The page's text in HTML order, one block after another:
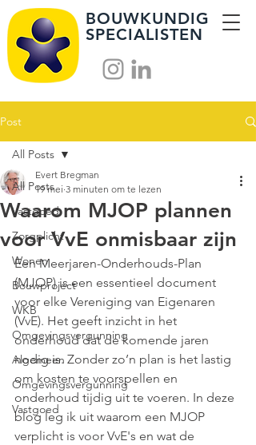
BOUWKUNDIG
SPECIALISTEN
Post
All Posts
Vastgoed
Zorgplicht
Wonen
Bouwproject
WKB
Omgevingsvergunning
Algemeen
Omgevingsvergunning
Vastgoed
All Posts
Waarom MJOP plannen
voor VvE onmisbaar zijn
Evert Bregman
19 mei 3 minuten om te lezen
Een Meerjaren-Onderhouds-Plan
(MJOP) is een essentieel document
voor elke Vereniging van Eigenaren
(VvE). Het geeft inzicht in het
onderhoud dat de komende jaren
nodig is. Zonder zo’n plan is het lastig
om kosten te voorspellen en
onderhoud tijdig uit te voeren. In deze
blog leg ik uit waarom een MJOP
verplicht is voor VvE's en wat de